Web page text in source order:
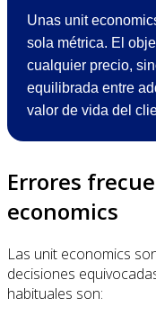
Unas unit
sola métrica. El
cualquier precio,
equilibrada entre
valor de vida del
Errores
economics
Las unit economics
decisiones
habituales son: